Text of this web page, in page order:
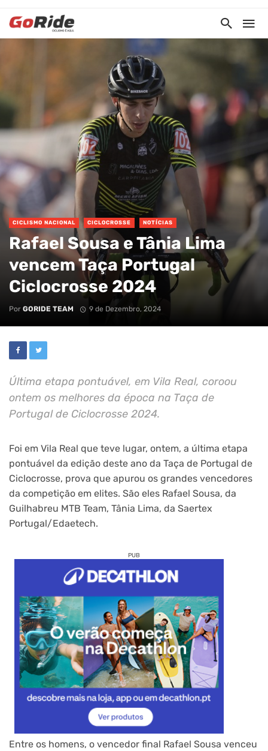
CICLISMO NACIONAL CICLOCROSSE NOTÍCIAS
Rafael Sousa e Tânia Lima
vencem Taça Portugal
Ciclocrosse 2024
Por GORIDE TEAM 9 de Dezembro, 2024
Última etapa pontuável, em Vila Real, coroou
ontem os melhores da época na Taça de
Portugal de Ciclocrosse 2024.
Foi em Vila Real que teve lugar, ontem, a última etapa
pontuável da edição deste ano da Taça de Portugal de
Ciclocrosse, prova que apurou os grandes vencedores
da competição em elites. São eles Rafael Sousa, da
Guilhabreu MTB Team, Tânia Lima, da Saertex
Portugal/Edaetech.
PUB
Entre os homens, o vencedor final Rafael Sousa venceu